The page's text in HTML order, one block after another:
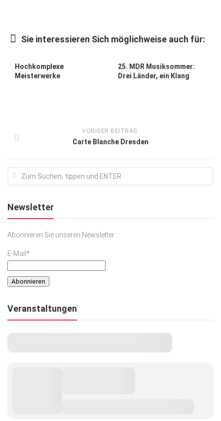
Lifestyle
Podcast
Sie interessieren Sich möglichweise auch für:
Hochkomplexe
Meisterwerke
25. MDR Musiksommer:
Drei Länder, ein Klang
VORIGER BEITRAG:
Carte Blanche Dresden
Newsletter
Abonnieren Sie unseren Newsletter
E-Mail*
Veranstaltungen